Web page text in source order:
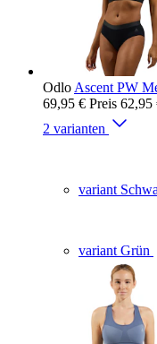
Odlo Ascent PW
69,95 € Preis 62,95
2 varianten
variant
variant Grün